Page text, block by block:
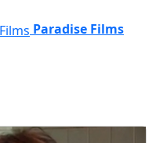
Paradise Films